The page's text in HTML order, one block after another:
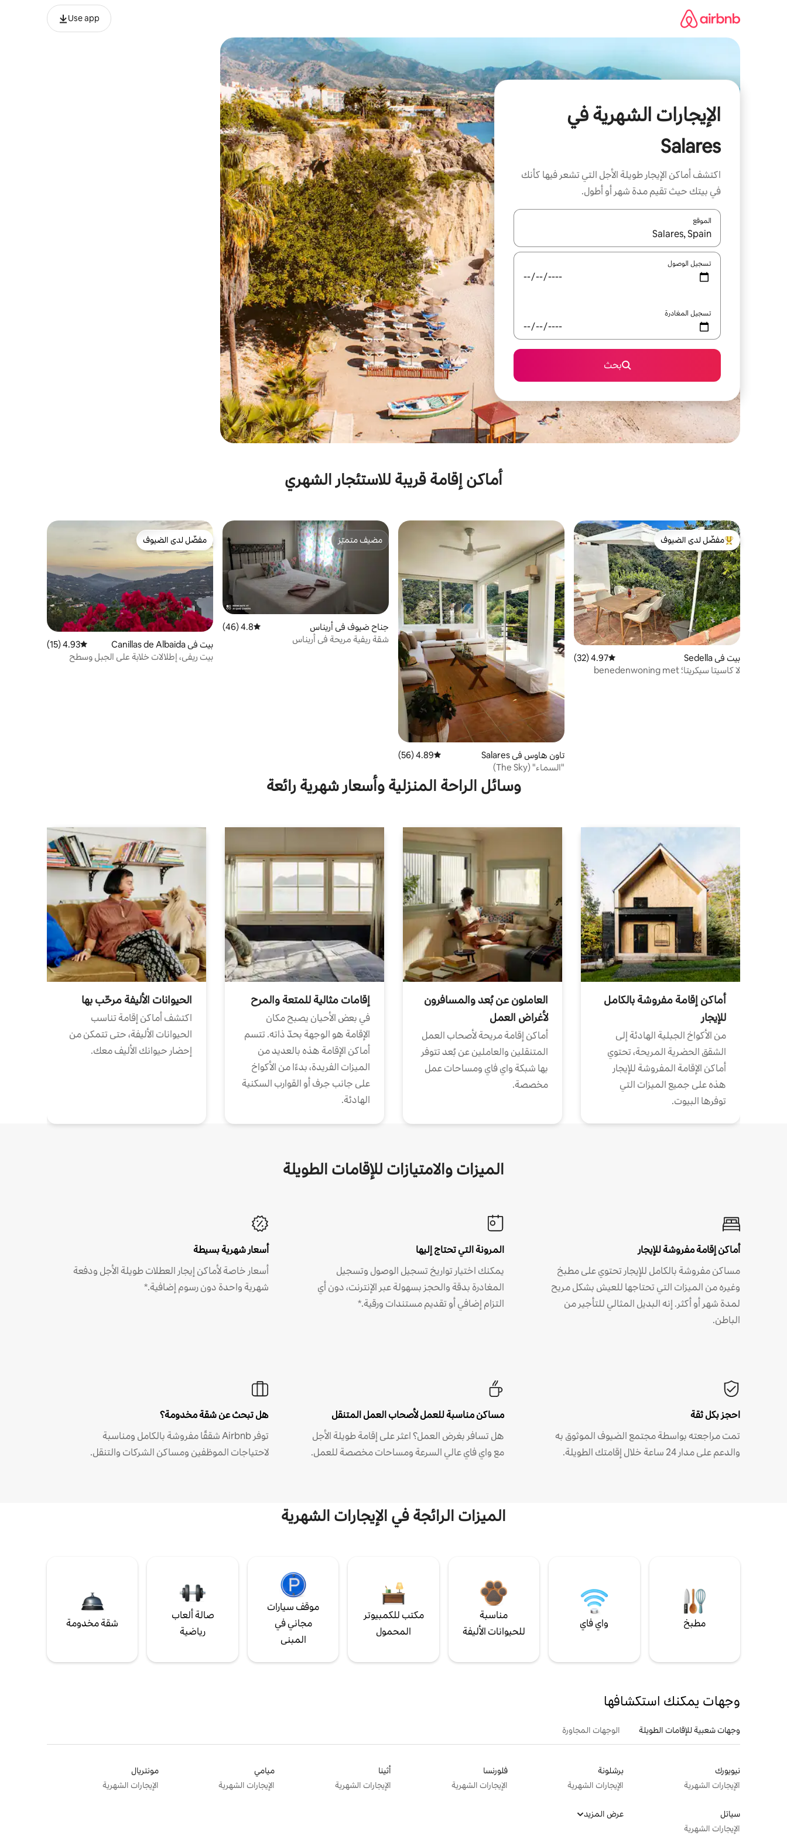
Use app
الإيجارات الشهرية في
Salares
اكتشف أماكن الإيجار طويلة الأجل التي تشعر فيها كأنك
في بيتك حيث تقيم مدة شهر أو أطول.
الموقع
عند توفر النتائج، انتقل باستخدام السهمين لأعلى ولأسفل أو استكشف عن طريق اللمس أو السحب.
تسجيل الوصول
تسجيل المغادرة
بحث
أماكن إقامة قريبة للاستئجار الشهري
من أبرز البيوت المفضّلة لدى الضيوف
مفضّل لدى الضيوف
بيت في Sedella متوسط التقييم 4.97 من 5، 32 مراجعات
4.97 (32)
لا كاسيتا سيكريتا؛ benedenwoning met
تاون هاوس في Salares متوسط التقييم 4.89 من 5، 56 مراجعات
4.89 (56)
"السماء" (The Sky)
مضيف متميّز
مضيف متميّز
جناح ضيوف في أريناس متوسط التقييم 4.8 من 5، 46 مراجعات
4.8 (46)
شقة ريفية مريحة في أريناس
مفضّل لدى الضيوف
مفضّل لدى الضيوف
بيت في Canillas de Albaida متوسط التقييم 4.93 من 5، 15 مراجعات
4.93 (15)
بيت ريفي، إطلالات خلابة على الجبل وسطح
وسائل الراحة المنزلية وأسعار شهرية رائعة
أماكن إقامة مفروشة بالكامل
للإيجار
من الأكواخ الجبلية الهادئة إلى
الشقق الحضرية المريحة، تحتوي
أماكن الإقامة المفروشة للإيجار
هذه على جميع الميزات التي
توفرها البيوت.
العاملون عن بُعد والمسافرون
لأغراض العمل
أماكن إقامة مريحة لأصحاب العمل
المتنقلين والعاملين عن بُعد تتوفر
بها شبكة واي فاي ومساحات عمل
مخصصة.
إقامات مثالية للمتعة والمرح
في بعض الأحيان يصبح مكان
الإقامة هو الوجهة بحدّ ذاته. تتسم
أماكن الإقامة هذه بالعديد من
الميزات الفريدة، بدءًا من الأكواخ
على جانب جرف أو القوارب السكنية
الهادئة.
الحيوانات الأليفة مرحّب بها
اكتشف أماكن إقامة تناسب
الحيوانات الأليفة، حتى تتمكن من
إحضار حيوانك الأليف معك.
الميزات والامتيازات للإقامات الطويلة
أماكن إقامة مفروشة للإيجار
مساكن مفروشة بالكامل للإيجار تحتوي على مطبخ
وغيره من الميزات التي تحتاجها للعيش بشكل مريح
لمدة شهر أو أكثر. إنه البديل المثالي للتأجير من
الباطن.
المرونة التي تحتاج إليها
يمكنك اختيار تواريخ تسجيل الوصول وتسجيل
المغادرة بدقة والحجز بسهولة عبر الإنترنت، دون أي
التزام إضافي أو تقديم مستندات ورقية.*
أسعار شهرية بسيطة
أسعار خاصة لأماكن إيجار العطلات طويلة الأجل ودفعة
شهرية واحدة دون رسوم إضافية.*
احجز بكل ثقة
تمت مراجعته بواسطة مجتمع الضيوف الموثوق به
والدعم على مدار 24 ساعة خلال إقامتك الطويلة.
مساكن مناسبة للعمل لأصحاب العمل المتنقل
هل تسافر بغرض العمل؟ اعثر على إقامة طويلة الأجل
مع واي فاي عالي السرعة ومساحات مخصصة للعمل.
هل تبحث عن شقة مخدومة؟
توفر Airbnb شققًا مفروشة بالكامل ومناسبة
لاحتياجات الموظفين ومساكن الشركات والتنقل.
الميزات الرائجة في الإيجارات الشهرية
مطبخ واي فاي
مناسبة
للحيوانات الأليفة
مكتب للكمبيوتر
المحمول
موقف سيارات
مجاني في
المبنى
صالة ألعاب
رياضية
شقة مخدومة
وجهات يمكنك استكشافها
وجهات شعبية للإقامات الطويلة الوجهات المجاورة
نيويورك
الإيجارات الشهرية
برشلونة
الإيجارات الشهرية
فلورنسا
الإيجارات الشهرية
أثينا
الإيجارات الشهرية
ميامي
الإيجارات الشهرية
مونتريال
الإيجارات الشهرية
سياتل
الإيجارات الشهرية
عرض المزيد